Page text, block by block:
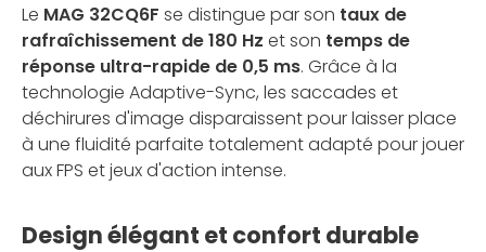
Le MAG 32CQ6F se distingue par son taux de
rafraîchissement de 180 Hz et son temps de
réponse ultra-rapide de 0,5 ms. Grâce à la
technologie Adaptive-Sync, les saccades et
déchirures d'image disparaissent pour laisser place
à une fluidité parfaite totalement adapté pour jouer
aux FPS et jeux d'action intense.
Design élégant et confort durable